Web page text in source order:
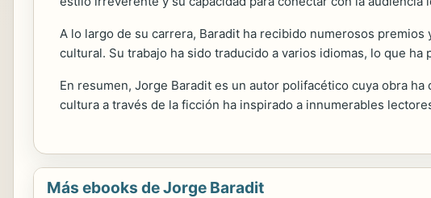
A lo largo de su carrera, Baradit ha recibido numerosos
cultural. Su trabajo ha sido traducido a varios idiomas, lo que
En resumen, Jorge Baradit es un autor polifacético cuya obra
cultura a través de la ficción ha inspirado a innumerables
Más ebooks de Jorge Baradit